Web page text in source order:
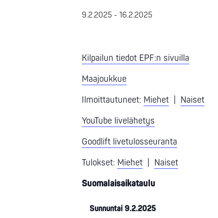
9.2.2025 - 16.2.2025
Kilpailun tiedot EPF:n sivuilla
Maajoukkue
Ilmoittautuneet: Miehet
Naiset
YouTube livelähetys
Goodlift livetulosseuranta
Tulokset: Miehet
Naiset
Suomalaisaikataulu
Sunnuntai 9.2.2025